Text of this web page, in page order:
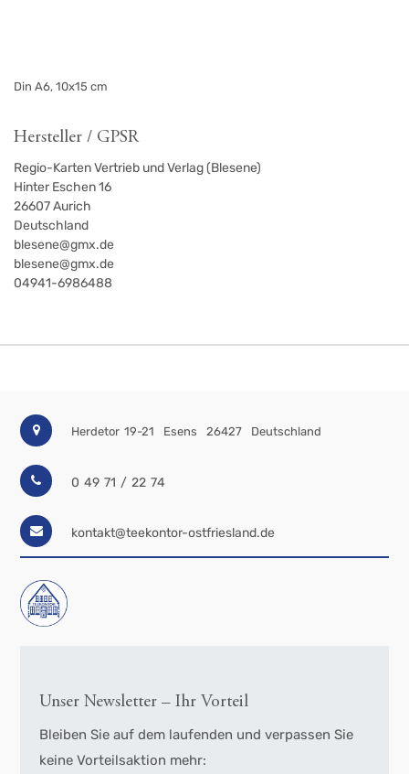
Din A6, 10x15 cm
Hersteller / GPSR
Regio-Karten Vertrieb und Verlag (Blesene)
Hinter Eschen 16
26607Aurich
Deutschland
blesene@gmx.de
blesene@gmx.de
04941-6986488
Herdetor 19-21 Esens 26427 Deutschland
0 49 71 / 22 74
kontakt@teekontor-ostfriesland.de
Unser Newsletter – Ihr Vorteil
Bleiben Sie auf dem laufenden und verpassen Sie
keine Vorteilsaktion mehr: